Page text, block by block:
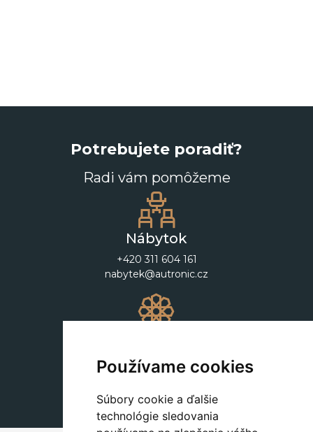
Používame cookies
Súbory cookie a ďalšie
technológie sledovania
Potrebujete poradiť?
Radi vám pomôžeme
Nábytok
+420 311 604 161
nabytek@autronic.cz
+420 311 604 182
dekorace@autronic.cz